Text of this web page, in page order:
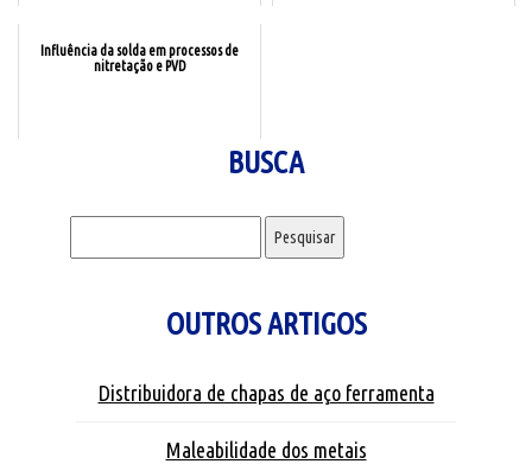
Influência da solda em processos de
nitretação e PVD
BUSCA
OUTROS ARTIGOS
Distribuidora de chapas de aço ferramenta
Maleabilidade dos metais